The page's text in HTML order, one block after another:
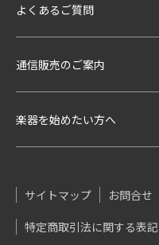
よくあるご質問
通信販売のご案内
楽器を始めたい方へ
サイトマップ お問合せ
特定商取引法に関する表記